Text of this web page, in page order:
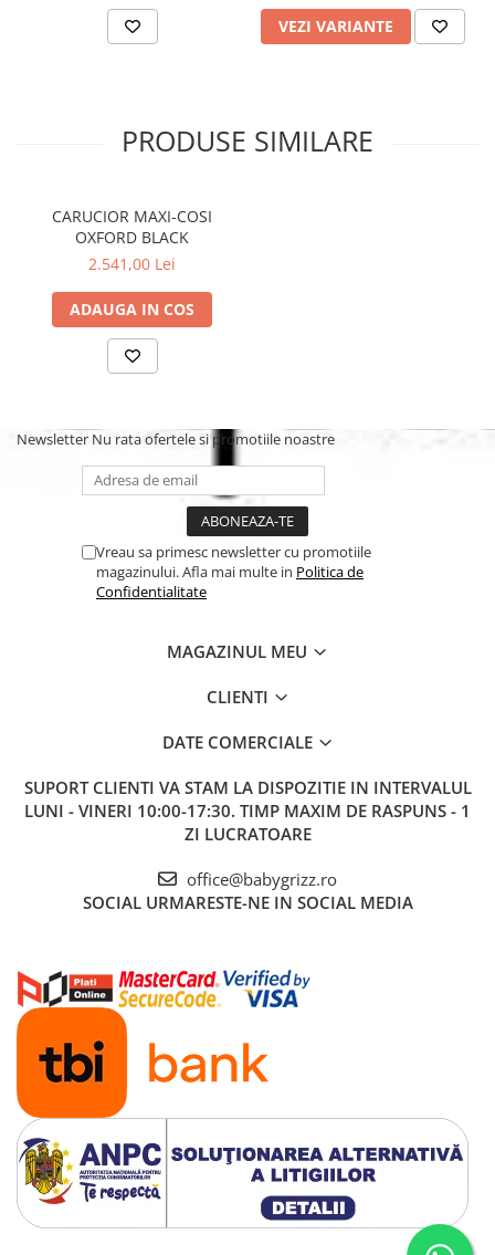
VEZI VARIANTE
PRODUSE SIMILARE
CARUCIOR MAXI-COSI
OXFORD BLACK
2.541,00 Lei
ADAUGA IN COS
Newsletter Nu rata ofertele si promotiile noastre
Vreau sa primesc newsletter cu promotiile
magazinului. Afla mai multe in Politica de
Confidentialitate
MAGAZINUL MEU
CLIENTI
DATE COMERCIALE
SUPORT CLIENTI VA STAM LA DISPOZITIE IN INTERVALUL
LUNI - VINERI 10:00-17:30. TIMP MAXIM DE RASPUNS - 1
ZI LUCRATOARE
office@babygrizz.ro
SOCIAL URMARESTE-NE IN SOCIAL MEDIA